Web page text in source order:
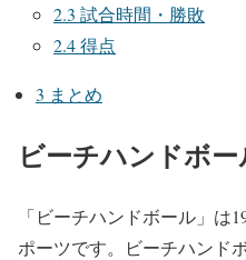
2.3 試合時間・勝敗
2.4得点
3 まとめ
ビーチハンドボー
「ビーチハンドボール」は
ポーツです。ビーチハンド